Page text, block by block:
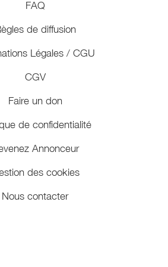
FAQ
de diffusion
Légales / CGU
CGV
Faire un don
de confidentialité
Annonceur
des cookies
Nous contacter